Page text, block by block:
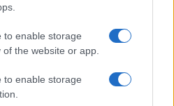
to enable storage
the website or app.
to enable storage